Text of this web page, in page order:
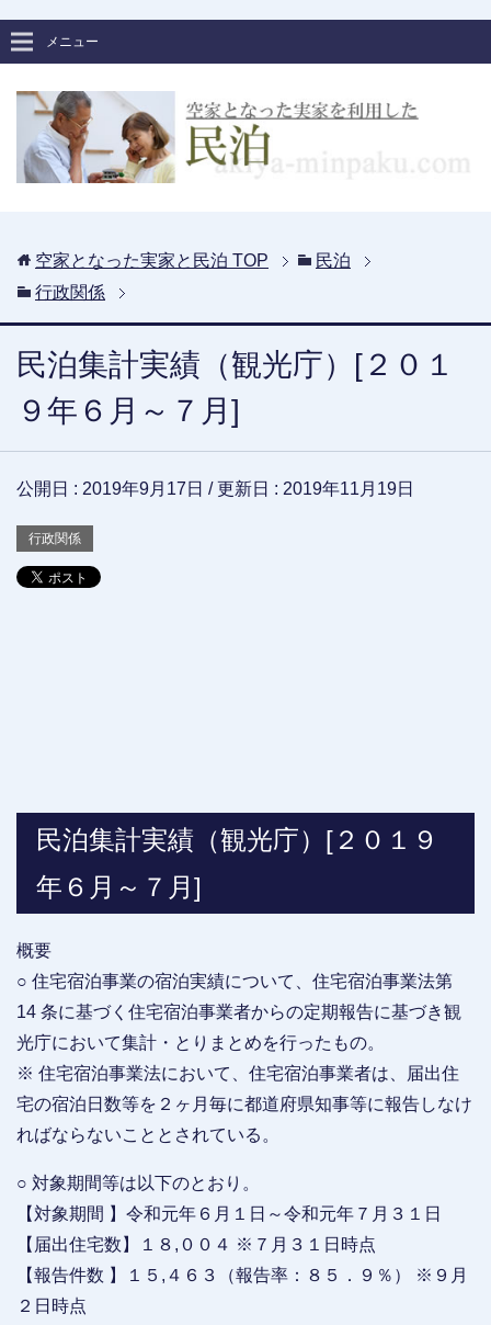
メニュー
空家となった実家と民泊 TOP
民泊
行政関係
民泊集計実績（観光庁）[２０１
９年６月～７月]
公開日 : 2019年9月17日 / 更新日 : 2019年11月19日
行政関係
民泊集計実績（観光庁）[２０１９
年６月～７月]
概要
○ 住宅宿泊事業の宿泊実績について、住宅宿泊事業法第
14 条に基づく住宅宿泊事業者からの定期報告に基づき観
光庁において集計・とりまとめを行ったもの。
※ 住宅宿泊事業法において、住宅宿泊事業者は、届出住
宅の宿泊日数等を２ヶ月毎に都道府県知事等に報告しなけ
ればならないこととされている。
○ 対象期間等は以下のとおり。
【対象期間 】令和元年６月１日～令和元年７月３１日
【届出住宅数】１８,００４ ※７月３１日時点
【報告件数 】１５,４６３（報告率：８５．９％） ※９月
２日時点